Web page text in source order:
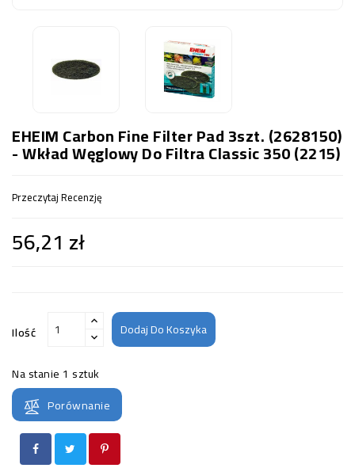
EHEIM Carbon Fine Filter Pad 3szt. (2628150)
- Wkład Węglowy Do Filtra Classic 350 (2215)
Przeczytaj Recenzję
56,21 zł
Ilość Dodaj Do Koszyka
Na stanie 1 sztuk
Porównanie